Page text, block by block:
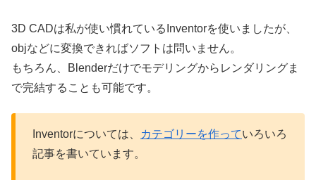
3D CADは私が使い慣れているInventorを使いましたが、
objなどに変換できればソフトは問いません。
もちろん、Blenderだけでモデリングからレンダリングま
で完結することも可能です。
Inventorについては、 カテゴリーを作っていろいろ
記事を書いています。